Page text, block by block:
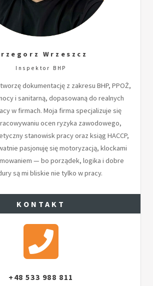
Wrzeszcz
Inspektor BHP
dokumentację z zakresu BHP, PPOŻ,
i sanitarną, dopasowaną do realnych
w firmach. Moja firma specjalizuje się
ocen ryzyka zawodowego,
stanowisk pracy oraz ksiąg HACCP,
pasjonuję się motoryzacją, klockami
— bo porządek, logika i dobre
są mi bliskie nie tylko w pracy.
KONTAKT
+48 533 988 811